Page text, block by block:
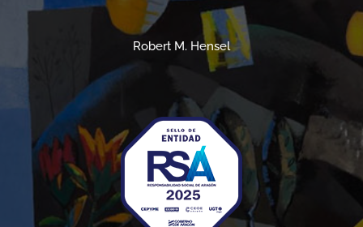
Robert M. Hensel